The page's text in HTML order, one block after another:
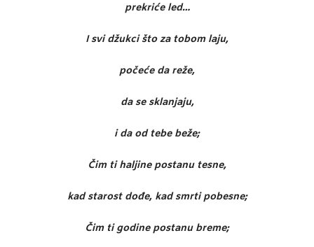
prekriće led…
I svi džukci što za tobom laju,
počeće da reže,
da se sklanjaju,
i da od tebe beže;
Čim ti haljine postanu tesne,
kad starost dođe, kad smrti pobesne;
Čim ti godine postanu breme;